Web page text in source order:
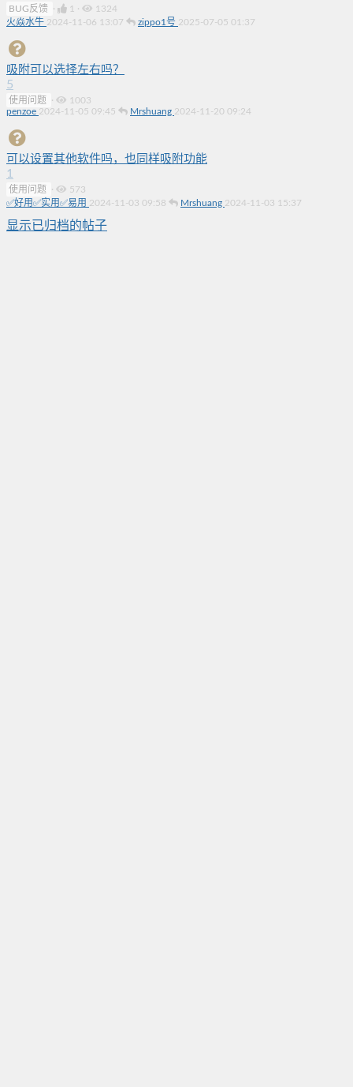
BUG反馈 · 1 ·
1324
火焱水牛 2024-11-06 13:07 zippo1号 2025-07-05 01:37
吸附可以选择左右吗？
5
使用问题 ·
1003
penzoe 2024-11-05 09:45 Mrshuang 2024-11-20 09:24
可以设置其他软件吗，也同样吸附功能
1
使用问题 ·
573
✅好用✅实用✅易用 2024-11-03 09:58 Mrshuang 2024-11-03 15:37
显示已归档的帖子